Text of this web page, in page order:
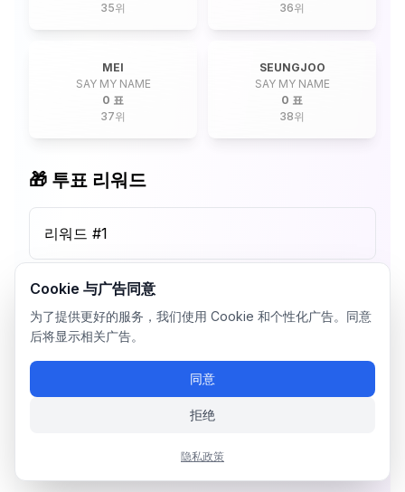
35위
36위
MEI
SAY MY NAME
0 표
37위
SEUNGJOO
SAY MY NAME
0 표
38위
🎁 투표 리워드
리워드 #1
Cookie 与广告同意
为了提供更好的服务，我们使用 Cookie 和个性化广告。同意
后将显示相关广告。
同意
拒绝
隐私政策